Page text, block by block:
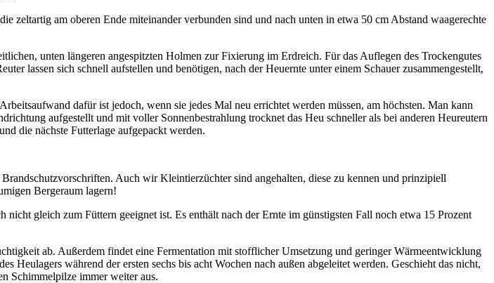
zeltartig am oberen Ende miteinander verbunden sind und nach unten in etwa 50 cm Abstand waagerechte
unten längeren angespitzten Holmen zur Fixierung im Erdreich. Für das Auflegen des Trockengutes
lassen sich schnell aufstellen und benötigen, nach der Heuernte unter einem Schauer zusammengestellt,
dafür ist jedoch, wenn sie jedes Mal neu errichtet werden müssen, am höchs­ten. Man kann
aufgestellt und mit voller Sonnenbestrahlung trocknet das Heu schneller als bei anderen Heureutern
die nächste Futterlage aufgepackt werden.
Auch wir Kleintierzüchter sind angehalten, diese zu kennen und prinzipiell
Bergeraum lagern!
gleich zum Füttern geeignet ist. Es enthält nach der Ernte im günstigsten Fall noch etwa 15 Prozent
ab. Außerdem findet eine Fermentation mit stofflicher Umsetzung und geringer Wärmeentwicklung
während der ersten sechs bis acht Wochen nach außen abgeleitet werden. Geschieht das nicht,
Schimmelpilze immer weiter aus.